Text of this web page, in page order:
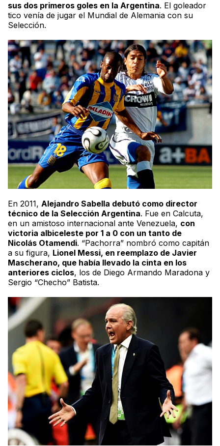
sus dos primeros goles en la Argentina. El goleador
tico venía de jugar el Mundial de Alemania con su
Selección.
En 2011, Alejandro Sabella debutó como director
técnico de la Selección Argentina. Fue en Calcuta,
en un amistoso internacional ante Venezuela, con
victoria albiceleste por 1 a 0 con un tanto de
Nicolás Otamendi. “Pachorra” nombró como capitán
a su figura, Lionel Messi, en reemplazo de Javier
Mascherano, que había llevado la cinta en los
anteriores ciclos, los de Diego Armando Maradona y
Sergio “Checho” Batista.